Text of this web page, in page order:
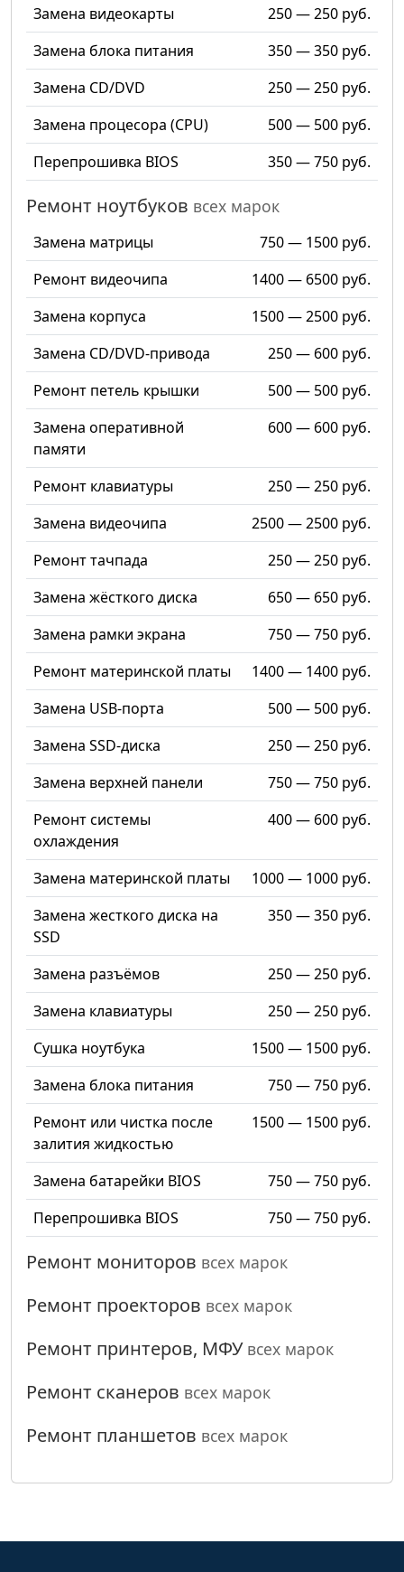
Замена видеокарты
250 — 250 руб.
Замена блока питания
350 — 350 руб.
Замена CD/DVD
250 — 250 руб.
Замена процесора (CPU)
500 — 500 руб.
Перепрошивка BIOS
350 — 750 руб.
Ремонт ноутбуков всех марок
Замена матрицы
750 — 1500 руб.
Ремонт видеочипа
1400 — 6500 руб.
Замена корпуса
1500 — 2500 руб.
Замена CD/DVD-привода
250 — 600 руб.
Ремонт петель крышки
500 — 500 руб.
Замена оперативной
памяти
600 — 600 руб.
Ремонт клавиатуры
250 — 250 руб.
Замена видеочипа
2500 — 2500 руб.
Ремонт тачпада
250 — 250 руб.
Замена жёсткого диска
650 — 650 руб.
Замена рамки экрана
750 — 750 руб.
Ремонт материнской платы
1400 — 1400 руб.
Замена USB-порта
500 — 500 руб.
Замена SSD-диска
250 — 250 руб.
Замена верхней панели
750 — 750 руб.
Ремонт системы
охлаждения
400 — 600 руб.
Замена материнской платы
1000 — 1000 руб.
Замена жесткого диска на
SSD
350 — 350 руб.
Замена разъёмов
250 — 250 руб.
Замена клавиатуры
250 — 250 руб.
Сушка ноутбука
1500 — 1500 руб.
Замена блока питания
750 — 750 руб.
Ремонт или чистка после
залития жидкостью
1500 — 1500 руб.
Замена батарейки BIOS
750 — 750 руб.
Перепрошивка BIOS
750 — 750 руб.
Ремонт мониторов всех марок
Ремонт проекторов всех марок
Ремонт принтеров, МФУ всех марок
Ремонт сканеров всех марок
Ремонт планшетов всех марок